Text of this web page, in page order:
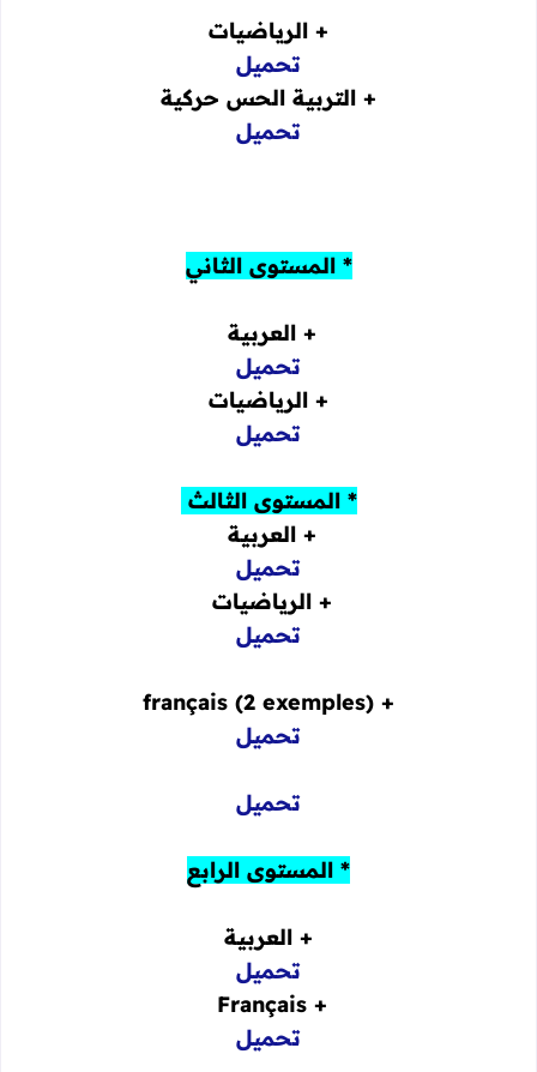
+ الرياضيات
تحميل
+ التربية الحس حركية
تحميل
* المستوى الثاني
+ العربية
تحميل
+ الرياضيات
تحميل
* المستوى الثالث
+ العربية
تحميل
+ الرياضيات
تحميل
+ français (2 exemples)
تحميل
تحميل
* المستوى الرابع
+ العربية
تحميل
+ Français
تحميل